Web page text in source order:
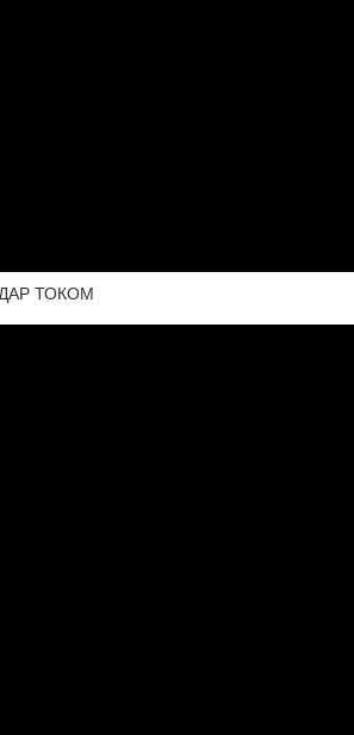
ТОКОМ